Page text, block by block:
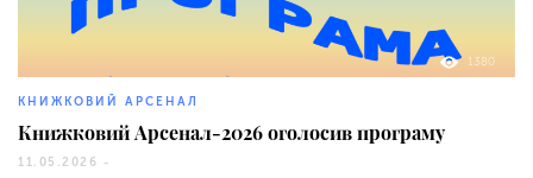
1380
КНИЖКОВИЙ АРСЕНАЛ
Книжковий Арсенал-2026 оголосив програму
11.05.2026 -